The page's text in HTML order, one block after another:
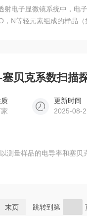
射电子显微镜系统中，电
N等轻元素组成的样品（
贝克系数扫描
更新时间
2025-08-
测量样品的电导率和塞贝
末页 跳转到第